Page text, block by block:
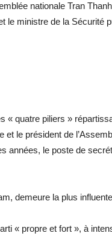
nationale Tran
le ministre de la Sécurité
« quatre piliers »
et le président de
années, le poste de
demeure la plus
« propre et fort », à